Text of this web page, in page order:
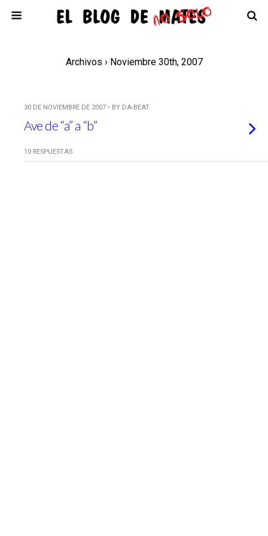
Archivos › Noviembre 30th, 2007
30 DE NOVIEMBRE DE 2007 • BY DA-BEAT
Ave de “a” a “b”
10 RESPUESTAS